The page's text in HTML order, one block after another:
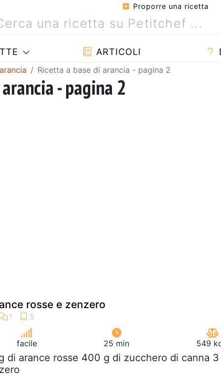
Proporre una ricetta
ARTICOLI
Ricetta a base di arancia - pagina 2
- pagina 2
rosse e zenzero
facile 25 min 549
di arance rosse 400 g di zucchero di canna 3